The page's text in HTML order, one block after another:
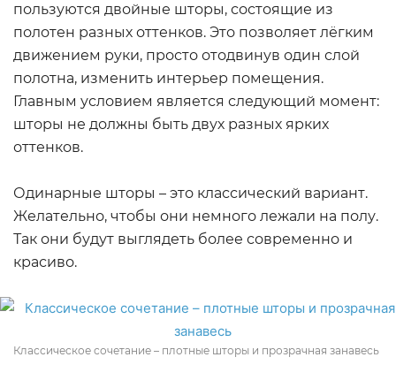
пользуются двойные шторы, состоящие из
полотен разных оттенков. Это позволяет лёгким
движением руки, просто отодвинув один слой
полотна, изменить интерьер помещения.
Главным условием является следующий момент:
шторы не должны быть двух разных ярких
оттенков.
Одинарные шторы – это классический вариант.
Желательно, чтобы они немного лежали на полу.
Так они будут выглядеть более современно и
красиво.
Классическое сочетание – плотные шторы и прозрачная занавесь